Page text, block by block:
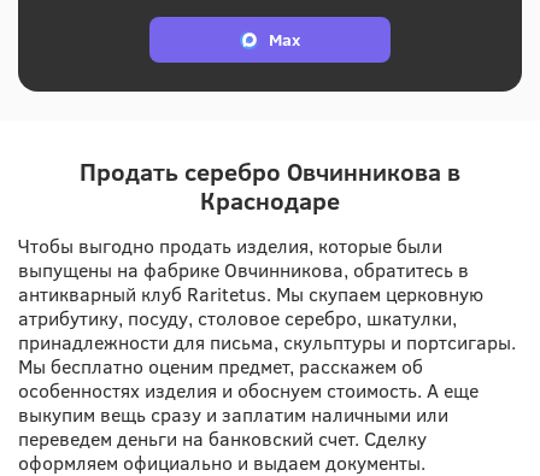
Max
Продать серебро Овчинникова в
Краснодаре
Чтобы выгодно продать изделия, которые были
выпущены на фабрике Овчинникова, обратитесь в
антикварный клуб Raritetus. Мы скупаем церковную
атрибутику, посуду, столовое серебро, шкатулки,
принадлежности для письма, скульптуры и портсигары.
Мы бесплатно оценим предмет, расскажем об
особенностях изделия и обоснуем стоимость. А еще
выкупим вещь сразу и заплатим наличными или
переведем деньги на банковский счет. Сделку
оформляем официально и выдаем документы.